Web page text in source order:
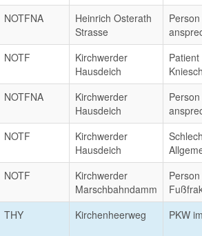
NOTFNA
Heinrich Osterath
Strasse
NOTF
Kirchwerder
Hausdeich
NOTFNA
Kirchwerder
Hausdeich
NOTF
Kirchwerder
Hausdeich
NOTF
Kirchwerder
Marschbahndamm
THY Kirchenheerweg PKW